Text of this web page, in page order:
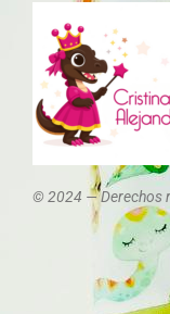
© 2024 — Derechos